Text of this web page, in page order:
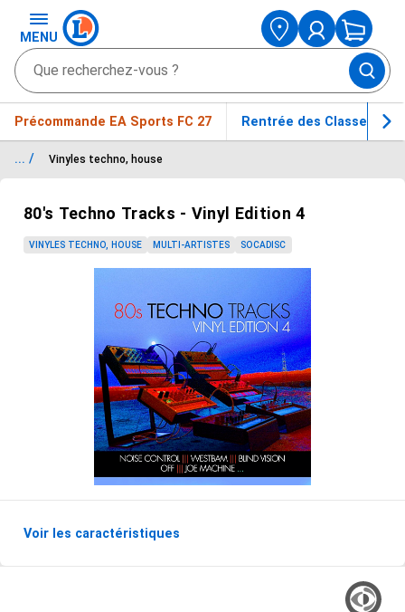
MENU
Précommande EA Sports FC 27 Rentrée des Classes
... / Vinyles techno, house
80's Techno Tracks - Vinyl Edition 4
VINYLES TECHNO, HOUSE MULTI-ARTISTES SOCADISC
Passer le carrousel d'images
Voir les caractéristiques